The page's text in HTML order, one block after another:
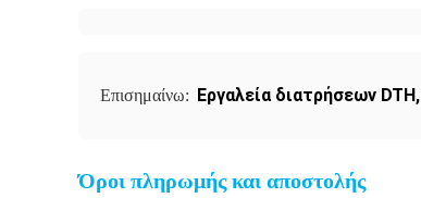
Επισημαίνω: Εργαλεία διατρήσεων DTH,
Όροι πληρωμής και αποστολής